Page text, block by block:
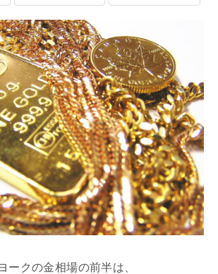
クの金相場の前半は、